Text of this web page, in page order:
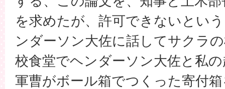
を求めたが、許可できないとい
ンダーソン大佐に話してサクラ
校食堂でヘンダーソン大佐と私
軍曹がボール箱でつくった寄付